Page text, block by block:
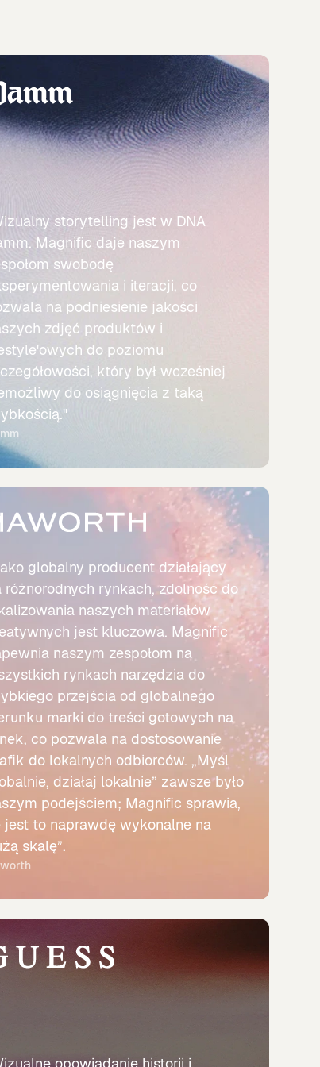
storytelling jest w DNA
Magnific daje naszym
swobodę
i iteracji, co
na podniesienie jakości
zdjęć produktów i
do poziomu
który był wcześniej
do osiągnięcia z taką
globalny producent działający
różnorodnych rynkach, zdolność do
naszych materiałów
jest kluczowa. Magnific
naszym zespołom na
rynkach narzędzia do
przejścia od globalnego
marki do treści gotowych na
co pozwala na dostosowanie
do lokalnych odbiorców. „Myśl
działaj lokalnie” zawsze było
podejściem; Magnific sprawia,
jest to naprawdę wykonalne na
skalę”.